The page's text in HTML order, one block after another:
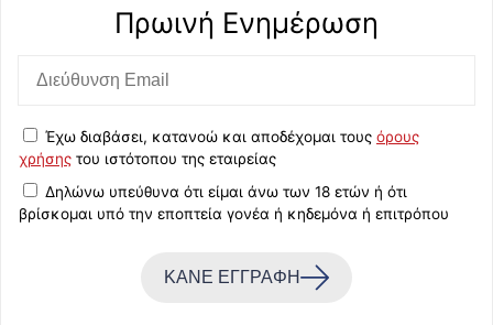
Πρωινή Eνημέρωση
Έχω διαβάσει, κατανοώ και αποδέχομαι τους όρους
χρήσης του ιστότοπου της εταιρείας
Δηλώνω υπεύθυνα ότι είμαι άνω των 18 ετών ή ότι
βρίσκομαι υπό την εποπτεία γονέα ή κηδεμόνα ή επιτρόπου
ΚΑΝΕ ΕΓΓΡΑΦΗ